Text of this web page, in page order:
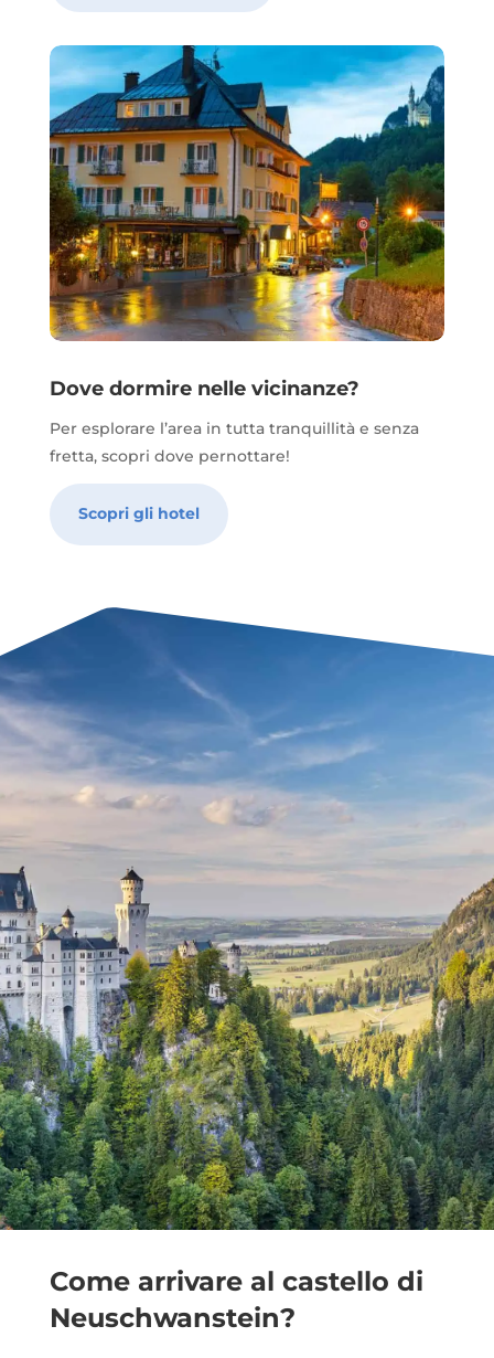
Dove dormire nelle vicinanze?
Per esplorare l’area in tutta tranquillità e senza
fretta, scopri dove pernottare!
Scopri gli hotel
Come arrivare al castello di
Neuschwanstein?